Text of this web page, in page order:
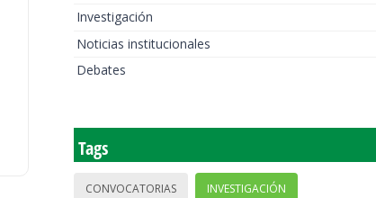
Investigación
Noticias institucionales
Debates
Tags
CONVOCATORIAS INVESTIGACIÓN